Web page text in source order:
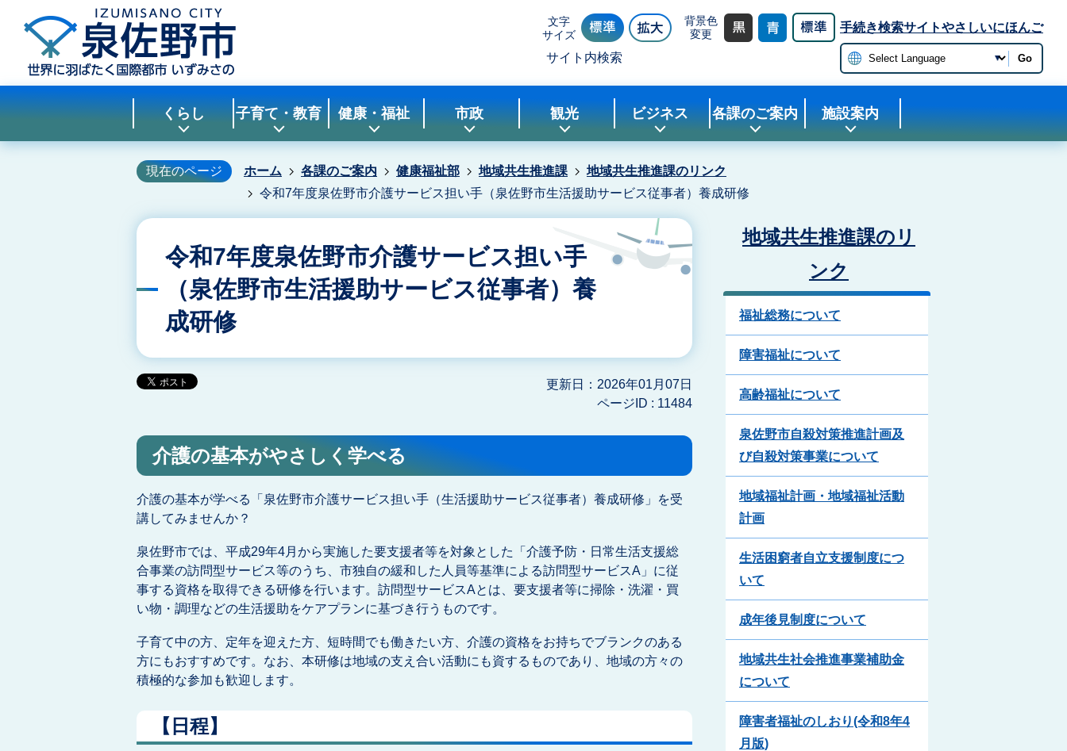
文字
サイズ
背景色
変更
手続き検索サイトやさしいにほんご
サイト内検索 Go
くらし 子育て・教育 健康・福祉 市政 観光 ビジネス 各課のご案内 施設案内
現在のページ ホーム 各課のご案内 健康福祉部 地域共生推進課
地域共生推進課のリンク
令和7年度泉佐野市介護サービス担い手（泉佐野市生活援助サービス従事者）養成研修
令和7年度泉佐野市介護サービス担い手
（泉佐野市生活援助サービス従事者）養
成研修
更新日：2026年01月07日
ページID : 11484
介護の基本がやさしく学べる
介護の基本が学べる「泉佐野市介護サービス担い手（生活援助サービス従事者）養成研修」を受
講してみませんか？
泉佐野市では、平成29年4月から実施した要支援者等を対象とした「介護予防・日常生活支援総
合事業の訪問型サービス等のうち、市独自の緩和した人員等基準による訪問型サービスA」に従
事する資格を取得できる研修を行います。訪問型サービスAとは、要支援者等に掃除・洗濯・買
い物・調理などの生活援助をケアプランに基づき行うものです。
子育て中の方、定年を迎えた方、短時間でも働きたい方、介護の資格をお持ちでブランクのある
方にもおすすめです。なお、本研修は地域の支え合い活動にも資するものであり、地域の方々の
積極的な参加も歓迎します。
【日程】
地域共生推進課のリ
ンク
福祉総務について
障害福祉について
高齢福祉について
泉佐野市自殺対策推進計画及
び自殺対策事業について
地域福祉計画・地域福祉活動
計画
生活困窮者自立支援制度につ
いて
成年後見制度について
地域共生社会推進事業補助金
について
障害者福祉のしおり(令和8年4
月版)